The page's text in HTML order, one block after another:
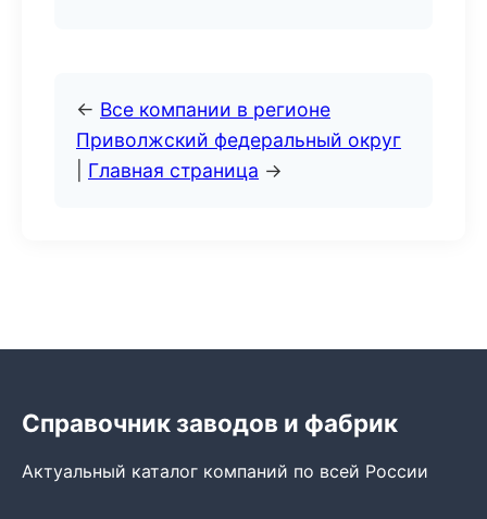
← Все компании в регионе
Приволжский федеральный округ
Главная страница →
Справочник заводов и фабрик
Актуальный каталог компаний по всей России